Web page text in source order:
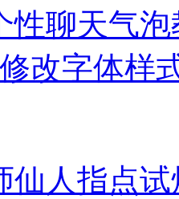
性聊天气
改字体样
仙人指点